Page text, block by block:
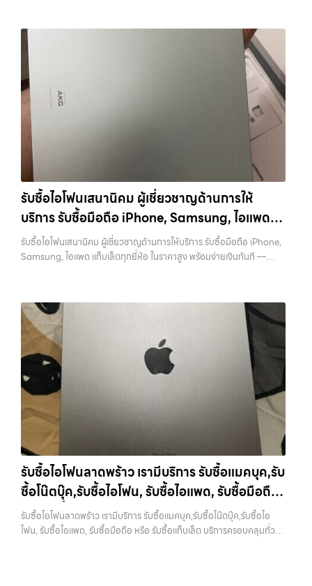
วัชรพล, รามอินทรา, รวมถึง บางนา, บางพลี, เกษตรนวมินทร์, เสนานิคม,
วังหินไม่ว่าคุณจะต้องการ รับซื้อโทรศัพท์, รับซื้อแมคบุค, รับซื้อโน๊ตบุ๊ค, รับ
ซื้อแท็บเล็ต, หรือบริการอื่นๆ เกี่ยวกับสินค้าไอที กรุงเทพฯ – เราพร้อมให้
บริการครบวงจร บริการของเรา เราให้บริการแบบครบวงจรสำหรับลูกค้าที่
ต้องการขายอุปกรณ์ไอที ไม่ว่าจะเป็น:…
รวดเร็วที่สุด ที่ “รับซื้อขายมือถือ.com” เราเข้าใจดีว่าอุปกรณ์แต่ละชิ้นไม่ใช่
แค่เครื่องใช้ไฟฟ้า แต่เป็นทรัพย์สินที่มีมูลค่า คุณอาจต้องการเปลี่ยนรุ่น หรือ
ต้องการเงินด่วน เราจึงมอบบริการประเมินสภาพเครื่อง ฟรี ปราบปราม
ความยุ่งยากทั้งหลาย โดยเน้น โปร่งใส มั่นใจได้ และจ่ายเงินทันทีเมื่อตกลง
ซื้อขายสำเร็จ บริการของเราครอบคลุมทั้ง iPhone สายใหม่-เก่า,
Samsung ทุกรุ่น, iPad และแท็บเล็ตทุกแบรนด์ เรารับถึงแม้จะอยู่ในสภาพ
ใช้งานแล้ว ตกแต่งแล้ว หรือมีรอยบ้าง เพราะมูลค่าของเครื่องไม่ได้ขึ้นอยู่แค่
ยี่ห้อ แต่ขึ้นอยู่กับสภาพจริง ความครบชุด และความสะดวกในการขายของ
คุณ เราจึงตั้งใจให้บริการในเขต ลาดพร้าว, รัชดา, บางรัก, แจ้งวัฒนะ,
บางแค, วัชรพล, รามอินทรา, บางนา, บางพลี, เกษตรนวมินทร์, เสนานิคม,
วังหิน อย่างเต็มที่ ไม่ว่าคุณจะค้นหาคำว่า “รับซื้อมือถือใกล้ฉัน”, “รับซื้อ
โทรศัพท์มือสองกรุงเทพ”, “ขาย iPad ได้ราคา”, “รับซื้อแท็บเล็ต กรุงเทพ
ถึงที่”, หรือ “รับซื้อ Samsung มือสอง ราคาสูง” — ที่นี่คือคำตอบ เพราะ
บริการของเรามุ่งตรงให้คุณได้รับราคาและความสะดวกสบายที่เหนือกว่า
เลือกเราแล้วคุณจะได้บริการที่คุณไว้วางใจ พร้อมทีมงานที่พร้อมอำนวย
ความสะดวก นัดรับถึงที่ ตรวจสภาพอย่างมืออาชีพ และจ่ายเงินทันที
ทั้งหมดนี้เพื่อให้การขายอุปกรณ์ของคุณเป็นเรื่องง่ายขึ้น ดีกว่า รวดเร็วกว่า
ทันที โดยเน้นบริการในพื้นที่ ลาดพร้าว, รัชดา, บางรัก, แจ้งวัฒนะ,…
บางแค วัชรพล รามอินทรา รับซื้อไอโฟนกรุงเทพ — รับซื้อโทรศัพท์, รับซื้อ
แมคบุค, รับซื้อโน๊ตบุ๊ค, รับซื้อแท็บเล็ต, หรือบริการอื่นๆ เกี่ยวกับสินค้าไอที
กรุงเทพฯ เราพร้อมให้บริการครบวงจร รับซื้อไอโฟนกรุงเทพ รับซื้อโทรศัพท์,
รับซื้อแมคบุค, รับซื้อโน๊ตบุ๊ค, รับซื้อแท็บเล็ต, หรือบริการอื่นๆ เกี่ยวกับสินค้า
ไอที กรุงเทพฯ… รับซื้อไอโฟนกรุงเทพ รับซื้อ iPad และแท็บเล็ตทุกแบรนด์
ทุกสภาพ — ขอขายง่าย ได้เงินเร็ว ประสบการณ์เหนือระดับกับการ รับซื้อ
ไอโฟน, รับซื้อไอแพด, รับซื้อมือถือ ยินดีต้อนรับสู่ “รับซื้อขายมือถือ.com”
เว็บไซต์ที่คุณไว้วางใจได้ สำหรับบริการ รับซื้อ มือถือ iPhone, Samsung,
iPad, แท็บเล็ต ทุกยี่ห้อ ให้ราคาสูง พร้อมจ่ายเงินทันที ครอบคลุมพื้นที่
ลาดพร้าว, รัชดา, บางรัก, แจ้งวัฒนะ, บางแค, วัชรพล, รามอินทรา และเขต
กรุงเทพฯ ใกล้ “ใกล้ ฉัน” ที่สุด ในยุคที่สมาร์ทโฟน แท็บเล็ต และอุปกรณ์ไอที
ใหม่ๆ เปลี่ยนรุ่นกันแทบทุกช่วงเวลา อุปกรณ์ที่คุณใช้แล้วอาจกลายเป็นของ
ที่ไม่ได้ใช้งานอยู่เฉยๆ เว็บไซต์ของเราจึงเกิดขึ้นเพื่อเป็นทางเลือกให้คุณ
สามารถเปลี่ยนอุปกรณ์ที่ไม่ใช้แล้วให้กลายเป็นเงินสดได้ทันที ด้วยบริการ รับ
ซื้อไอโฟน, รับซื้อไอแพด, รับซื้อมือถือ, รับซื้อโทรศัพท์, รับซื้อโน๊ตบุ๊ค, รับซื้อ
แท็บเล็ต, รับซื้อสินค้าไอทีกรุงเทพมหานคร อย่างครบวงจร ไม่ว่าคุณจะอยู่
โซนเมืองหรือเขตชานเมือง เรามีทีมงานพร้อมให้บริการถึงที่ในพื้นที่ “ใกล้
ต้องการเปลี่ยนรุ่น หรือต้องการเงินด่วน เราจึงมอบบริการประเมินสภาพ
เครื่อง ฟรี ปราบปรามความยุ่งยากทั้งหลาย โดยเน้น โปร่งใส มั่นใจได้ และ
จ่ายเงินทันทีเมื่อตกลงซื้อขายสำเร็จ บริการของเราครอบคลุมทั้ง iPhone
สายใหม่-เก่า, Samsung ทุกรุ่น, iPad และแท็บเล็ตทุกแบรนด์ เรารับถึงแม้
จะอยู่ในสภาพใช้งานแล้ว ตกแต่งแล้ว หรือมีรอยบ้าง เพราะมูลค่าของเครื่อง
ไม่ได้ขึ้นอยู่แค่ยี่ห้อ แต่ขึ้นอยู่กับสภาพจริง ความครบชุด และความสะดวกใน
การขายของคุณ เราจึงตั้งใจให้บริการในเขต ลาดพร้าว, รัชดา, บางรัก,
แจ้งวัฒนะ, บางแค, วัชรพล, รามอินทรา, บางนา, บางพลี, เกษตรนวมินทร์,
เสนานิคม, วังหิน อย่างเต็มที่ ไม่ว่าคุณจะค้นหาคำว่า “รับซื้อมือถือใกล้ฉัน”,
“รับซื้อโทรศัพท์มือสองกรุงเทพ”, “ขาย iPad ได้ราคา”, “รับซื้อแท็บเล็ต
กรุงเทพถึงที่”, หรือ “รับซื้อ Samsung มือสอง ราคาสูง” — ที่นี่คือคำตอบ
เพราะบริการของเรามุ่งตรงให้คุณได้รับราคาและความสะดวกสบายที่เหนือ
กว่า เลือกเราแล้วคุณจะได้บริการที่คุณไว้วางใจ พร้อมทีมงานที่พร้อม
อำนวยความสะดวก นัดรับถึงที่ ตรวจสภาพอย่างมืออาชีพ และจ่ายเงินทันที
ทั้งหมดนี้เพื่อให้การขายอุปกรณ์ของคุณเป็นเรื่องง่ายขึ้น ดีกว่า รวดเร็วกว่า
และคุ้มค่ากว่า ทำไมต้องเลือกเรา ผู้เชี่ยวชาญด้านการให้บริการ รับซื้อมือถือ
iPhone, Samsung, ไอแพด แท็บเล็ตทุกยี่ห้อ ในราคาสูง พร้อมจ่ายเงิน
รับซื้อไอโฟนเสนานิคม ผู้เชี่ยวชาญด้านการให้
บริการ รับซื้อมือถือ iPhone, Samsung, ไอแพด
แท็บเล็ตทุกยี่ห้อ ในราคาสูง พร้อมจ่ายเงินทันที
รับซื้อไอโฟนเสนานิคม ผู้เชี่ยวชาญด้านการให้บริการ รับซื้อมือถือ iPhone,
Samsung, ไอแพด แท็บเล็ตทุกยี่ห้อ ในราคาสูง พร้อมจ่ายเงินทันที —
วัชรพล รามอินทรา รับซื้อไอโฟนเสนานิคม — ผู้เชี่ยวชาญด้านการให้บริการ
รับซื้อมือถือ iPhone, Samsung, ไอแพด แท็บเล็ตทุกยี่ห้อ ในราคาสูง
พร้อมจ่ายเงินทันที รับซื้อไอโฟนเสนานิคม ผู้เชี่ยวชาญด้านการให้บริการ รับ
ซื้อมือถือ iPhone, Samsung, ไอแพด แท็บเล็ตทุกยี่ห้อ ในราคาสูง พร้อม
จ่ายเงินทันที… รับซื้อไอโฟนเสนานิคม ขายอุปกรณ์ไอทีแล้วอยากได้เงิน
ด่วน? ติดต่อเราเลย! การันตีราคาดี รับเงินทันใจ ประสบการณ์เหนือระดับ
กับการ รับซื้อไอโฟน, รับซื้อไอแพด, รับซื้อมือถือ ยินดีต้อนรับสู่ “รับซื้อขาย
มือถือ.com” เว็บไซต์ที่คุณไว้วางใจได้ สำหรับบริการ รับซื้อ มือถือ iPhone,
Samsung, iPad, แท็บเล็ต ทุกยี่ห้อ ให้ราคาสูง พร้อมจ่ายเงินทันที
ครอบคลุมพื้นที่ ลาดพร้าว, รัชดา, บางรัก, แจ้งวัฒนะ, บางแค, วัชรพล,
รามอินทรา และเขตกรุงเทพฯ ใกล้ “ใกล้ ฉัน” ที่สุด ในยุคที่สมาร์ทโฟน
แท็บเล็ต และอุปกรณ์ไอทีใหม่ๆ เปลี่ยนรุ่นกันแทบทุกช่วงเวลา อุปกรณ์ที่คุณ
ใช้แล้วอาจกลายเป็นของที่ไม่ได้ใช้งานอยู่เฉยๆ เว็บไซต์ของเราจึงเกิดขึ้นเพื่อ
เป็นทางเลือกให้คุณสามารถเปลี่ยนอุปกรณ์ที่ไม่ใช้แล้วให้กลายเป็นเงินสดได้
ทันที ด้วยบริการ รับซื้อไอโฟน, รับซื้อไอแพด, รับซื้อมือถือ, รับซื้อโทรศัพท์,
รับซื้อโน๊ตบุ๊ค, รับซื้อแท็บเล็ต, รับซื้อสินค้าไอทีกรุงเทพมหานคร อย่างครบ
วงจร ไม่ว่าคุณจะอยู่โซนเมืองหรือเขตชานเมือง เรามีทีมงานพร้อมให้บริการ
รับซื้อไอโฟนลาดพร้าว เรามีบริการ รับซื้อแมคบุค,รับ
ซื้อโน๊ตบุ๊ค,รับซื้อไอโฟน, รับซื้อไอแพด, รับซื้อมือถือ
หรือ รับซื้อแท็บเล็ต บริการครอบคลุมทั่วกรุงเทพ
และพื้นที่ใกล้เคียง
รับซื้อไอโฟนลาดพร้าว เรามีบริการ รับซื้อแมคบุค,รับซื้อโน๊ตบุ๊ค,รับซื้อไอ
โฟน, รับซื้อไอแพด, รับซื้อมือถือ หรือ รับซื้อแท็บเล็ต บริการครอบคลุมทั่ว